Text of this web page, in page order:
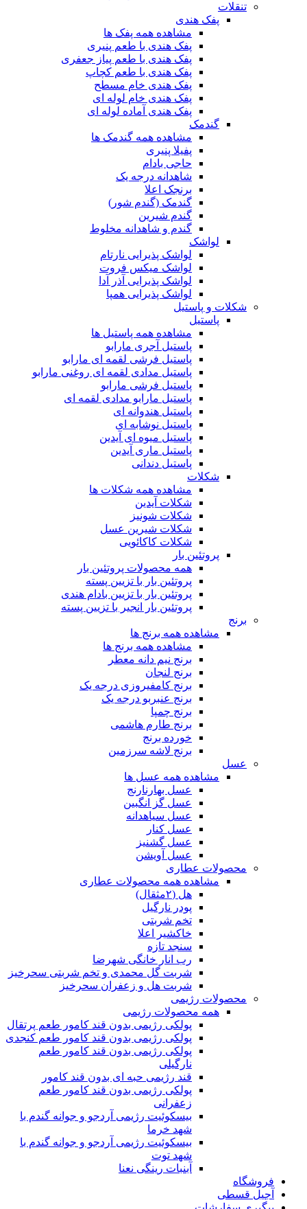
تنقلات
پفک هندی
مشاهده همه پفک ها
پفک هندی با طعم پنیری
پفک هندی با طعم پیاز جعفری
پفک هندی با طعم کچاپ
پفک هندی خام مسطح
پفک هندی خام لوله ای
پفک هندی آماده لوله ای
گندمک
مشاهده همه گندمک ها
پفیلا پنیری
حاجی بادام
شاهدانه درجه یک
برنجک اعلا
گندمک (گندم شور)
گندم شیرین
گندم و شاهدانه مخلوط
لواشک
لواشک پذیرایی نارتام
لواشک میکس فروت
لواشک پذیرایی آذر آدا
لواشک پذیرایی همپا
شکلات و پاستیل
پاستیل
مشاهده همه پاستیل ها
پاستیل آجری مارابو
پاستیل فرشی لقمه ای مارابو
پاستیل مدادی لقمه ای روغنی مارابو
پاستیل فرشی مارابو
پاستیل مارابو مدادی لقمه ای
پاستیل هندوانه ای
پاستیل نوشابه ای
پاستیل میوه ای آیدین
پاستیل ماری آیدین
پاستیل دندانی
شکلات
مشاهده همه شکلات ها
شکلات آیدین
شکلات شونیز
شکلات شیرین عسل
شکلات کاکائویی
پروتئین بار
همه محصولات پروتئین بار
پروتئین بار با تزیین پسته
پروتئین بار با تزیین بادام هندی
پروتئین بار انجیر با تزیین پسته
برنج
مشاهده همه برنج ها
مشاهده همه برنج ها
برنج نیم دانه معطر
برنج لنجان
برنج کامفیروزی درجه یک
برنج عنبربو درجه یک
برنج چمپا
برنج طارم هاشمی
خورده برنج
برنج لاشه سرزمین
عسل
مشاهده همه عسل ها
عسل بهارنارنج
عسل گز انگبین
عسل سیاهدانه
عسل کنار
عسل گشنیز
عسل آویشن
محصولات عطاری
مشاهده همه محصولات عطاری
هل (۲مثقال)
پودر نارگیل
تخم شربتی
خاکشیر اعلا
سنجد تازه
رب انار خانگی شهرضا
شربت گل محمدی و تخم شربتی سحرخیز
شربت هل و زعفران سحرخیز
محصولات رژیمی
همه محصولات رژیمی
پولکی رژیمی بدون قند کامور طعم پرتقال
پولکی رژیمی بدون قند کامور طعم کنجدی
پولکی رژیمی بدون قند کامور طعم
نارگیلی
قند رژیمی حبه ای بدون قند کامور
پولکی رژیمی بدون قند کامور طعم
زعفرانی
بيسکوئيت رژیمی آردجو و جوانه گندم با
شهد خرما
بيسکوئيت رژیمی آردجو و جوانه گندم با
شهد توت
آبنبات رینگی نعنا
فروشگاه
آجیل قسطی